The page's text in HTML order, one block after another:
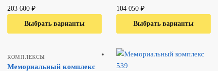
203 600 ₽
В один клик
Выбрать варианты
104 050 ₽
В один клик
Выбрать варианты
КОМПЛЕКСЫ
Мемориальный комплекс